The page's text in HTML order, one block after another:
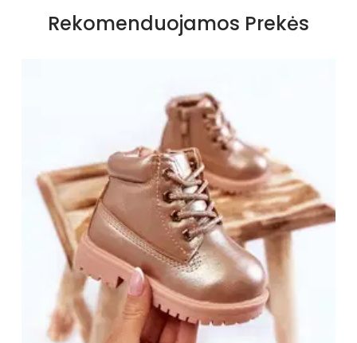
Rekomenduojamos Prekės